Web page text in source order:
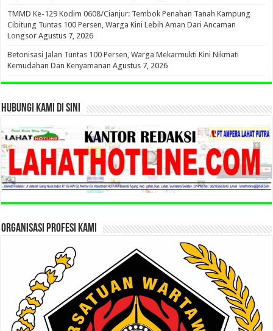
TMMD Ke-129 Kodim 0608/Cianjur: Tembok Penahan Tanah Kampung
Cibitung Tuntas 100 Persen, Warga Kini Lebih Aman Dari Ancaman
Longsor Agustus 7, 2026
Betonisasi Jalan Tuntas 100 Persen, Warga Mekarmukti Kini Nikmati
Kemudahan Dan Kenyamanan Agustus 7, 2026
HUBUNGI KAMI DI SINI
ORGANISASI PROFESI KAMI